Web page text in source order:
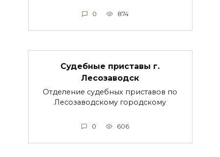
0 874
Судебные приставы г.
Лесозаводск
Отделение судебных приставов по
Лесозаводскому городскому
0 606